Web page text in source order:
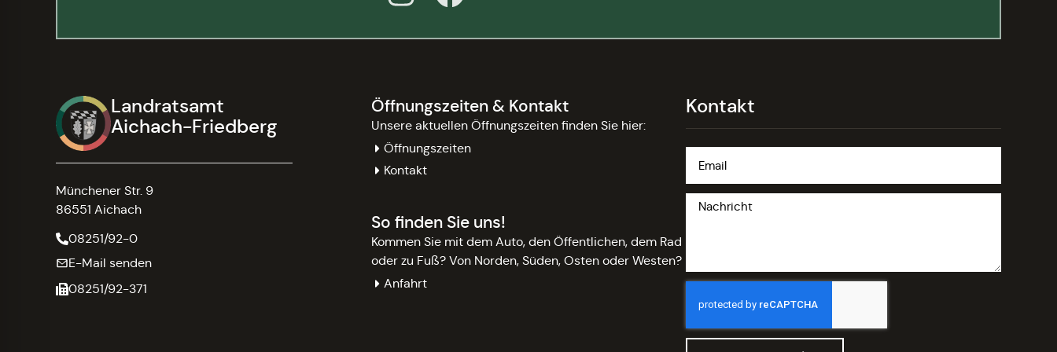
Landratsamt
Aichach-Friedberg
Münchener Str. 9
86551 Aichach
08251/92-0
E-Mail senden
08251/92-371
Öffnungszeiten & Kontakt
Unsere aktuellen Öffnungszeiten finden Sie hier:
Öffnungszeiten
Kontakt
So finden Sie uns!
Kommen Sie mit dem Auto, den Öffentlichen, dem Rad
oder zu Fuß? Von Norden, Süden, Osten oder Westen?
Anfahrt
Kontakt